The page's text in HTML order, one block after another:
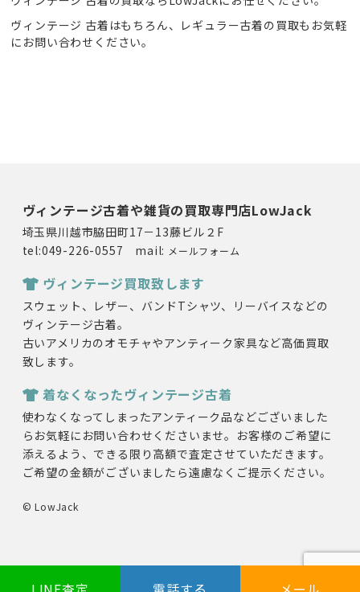
ヴィンテージ 古着はもちろん、レギュラー古着の買取もお気軽
にお問い合わせください。
ヴィンテージ古着や雑貨の買取専門店LowJack
埼玉県川越市脇田町17－13藤ビル２F
tel:049-226-0557 mail: メールフォーム
ヴィンテージ買取致します
スウェット、レザー、バンドTシャツ、リーバイスなどの
ヴィンテージ古着。
古いアメリカのオモチャやアンティーク家具など高価買取
致します。
着なくなったヴィンテージ古着
使わなくなってしまったアンティーク品などございました
らお気軽にお問い合わせくださいませ。お客様のご希望に
添えるよう、できる限り高額で査定させていただきます。
ご希望の金額がございましたら遠慮なくご提示ください。
© LowJack